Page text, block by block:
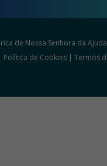
de Nossa Senhora da
Política de Cookies| Termos